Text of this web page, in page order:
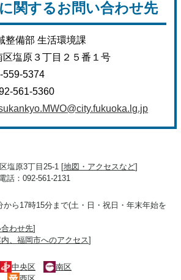
関するお問い合わせ先
整備部 生活環境課
区塩原３丁目２５番１号
559-5374
561-5360
塩原3丁目25-1 [地図・アクセスなど]
話：092-561-2131
から17時15分まで(土・日・祝日・年末年始を
わせ先]
、福岡市へのアクセス]
中央区
南区